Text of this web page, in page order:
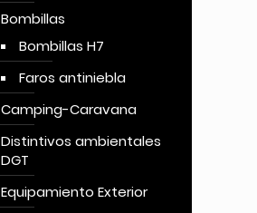
Bombillas
Bombillas H7
Faros antiniebla
Camping-Caravana
Distintivos ambientales
DGT
Equipamiento Exterior